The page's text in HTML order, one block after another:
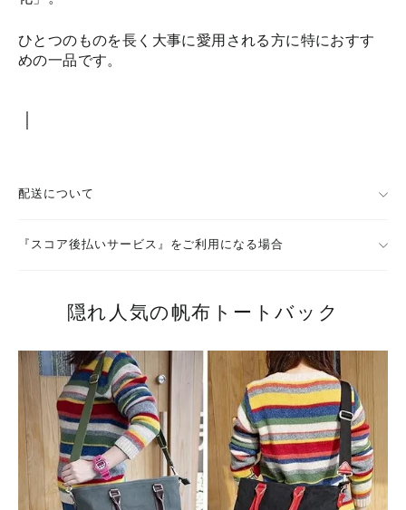
ひとつのものを長く大事に愛用される方に特におすす
めの一品です。
配送について
『スコア後払いサービス』をご利用になる場合
隠れ人気の帆布トートバック